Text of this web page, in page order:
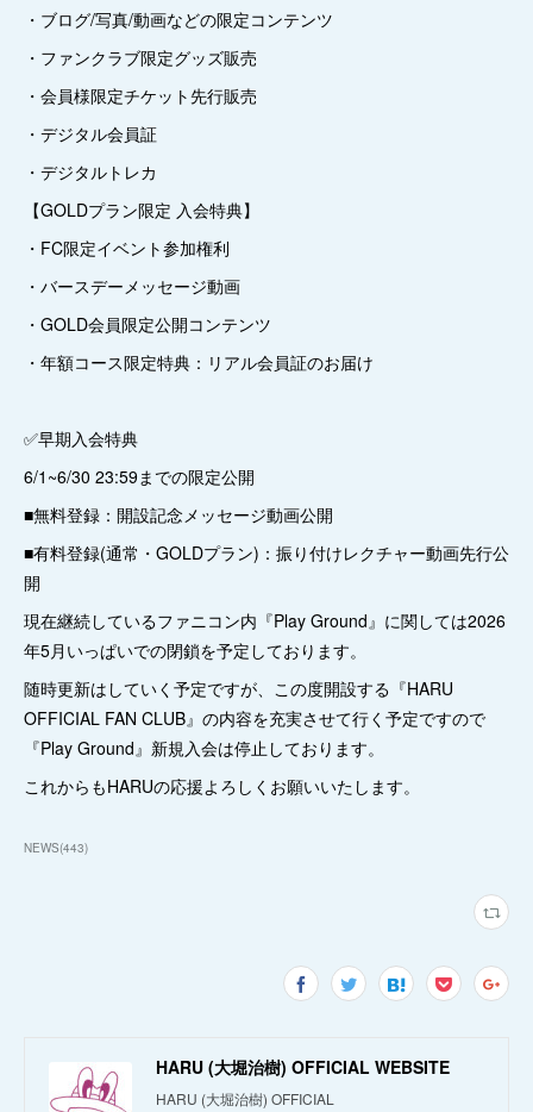
・ブログ/写真/動画などの限定コンテンツ
・ファンクラブ限定グッズ販売
・会員様限定チケット先行販売
・デジタル会員証
・デジタルトレカ
【GOLDプラン限定 入会特典】
・FC限定イベント参加権利
・バースデーメッセージ動画
・GOLD会員限定公開コンテンツ
・年額コース限定特典：リアル会員証のお届け
✅早期入会特典
6/1~6/30 23:59までの限定公開
■無料登録：開設記念メッセージ動画公開
■有料登録(通常・GOLDプラン)：振り付けレクチャー動画先行公
開
現在継続しているファニコン内『Play Ground』に関しては2026
年5月いっぱいでの閉鎖を予定しております。
随時更新はしていく予定ですが、この度開設する『HARU
OFFICIAL FAN CLUB』の内容を充実させて行く予定ですので
『Play Ground』新規入会は停止しております。
これからもHARUの応援よろしくお願いいたします。
NEWS(443)
HARU (大堀治樹) OFFICIAL WEBSITE
HARU (大堀治樹) OFFICIAL